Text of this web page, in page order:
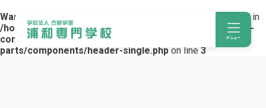
メニュー
Warning
: Trying to access array offset on value of type bool in
/home/users/web07/7/2/0223527/www.urasen.jp/wp/wp-
content/themes/urawa/template-
parts/components/header-single.php on line 3